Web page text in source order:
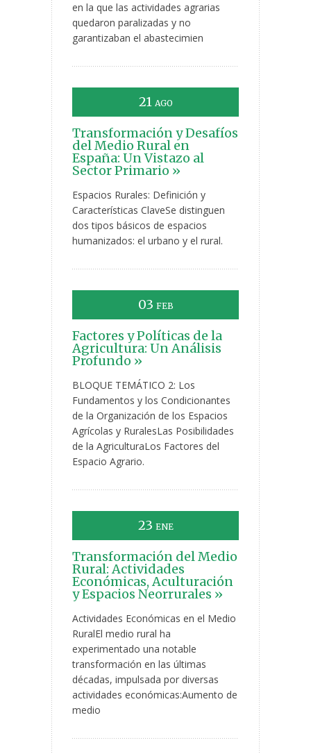
en la que las actividades agrarias
quedaron paralizadas y no
garantizaban el abastecimien
21 AGO
Transformación y Desafíos
del Medio Rural en
España: Un Vistazo al
Sector Primario »
Espacios Rurales: Definición y
Características ClaveSe distinguen
dos tipos básicos de espacios
humanizados: el urbano y el rural.
03 FEB
Factores y Políticas de la
Agricultura: Un Análisis
Profundo »
BLOQUE TEMÁTICO 2: Los
Fundamentos y los Condicionantes
de la Organización de los Espacios
Agrícolas y RuralesLas Posibilidades
de la AgriculturaLos Factores del
Espacio Agrario.
23 ENE
Transformación del Medio
Rural: Actividades
Económicas, Aculturación
y Espacios Neorrurales »
Actividades Económicas en el Medio
RuralEl medio rural ha
experimentado una notable
transformación en las últimas
décadas, impulsada por diversas
actividades económicas:Aumento de
medio